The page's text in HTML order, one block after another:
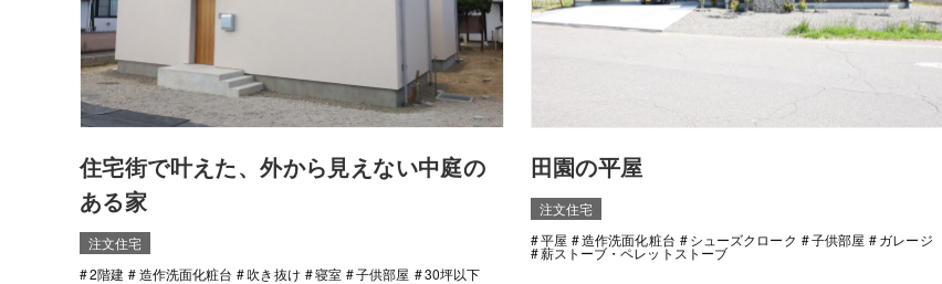
住宅街で叶えた、外から見えない中庭の
ある家
注文住宅
2階建
造作洗面化粧台 吹き抜け 寝室 子供部屋 30坪以下
田園の平屋
注文住宅
平屋
造作洗面化粧台 シューズクローク 子供部屋 ガレージ
薪ストーブ・ペレットストーブ